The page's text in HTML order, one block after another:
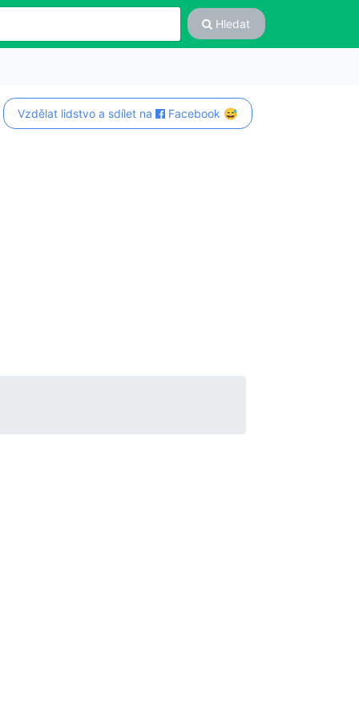
Hledat
Vzdělat lidstvo a sdílet na Facebook 😅